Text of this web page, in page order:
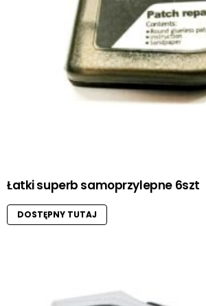
Łatki superb samoprzylepne 6szt
DOSTĘPNY TUTAJ